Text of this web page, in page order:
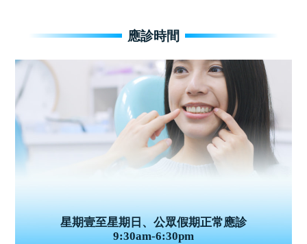
應診時間
星期壹至星期日、公眾假期正常應診
9:30am-6:30pm